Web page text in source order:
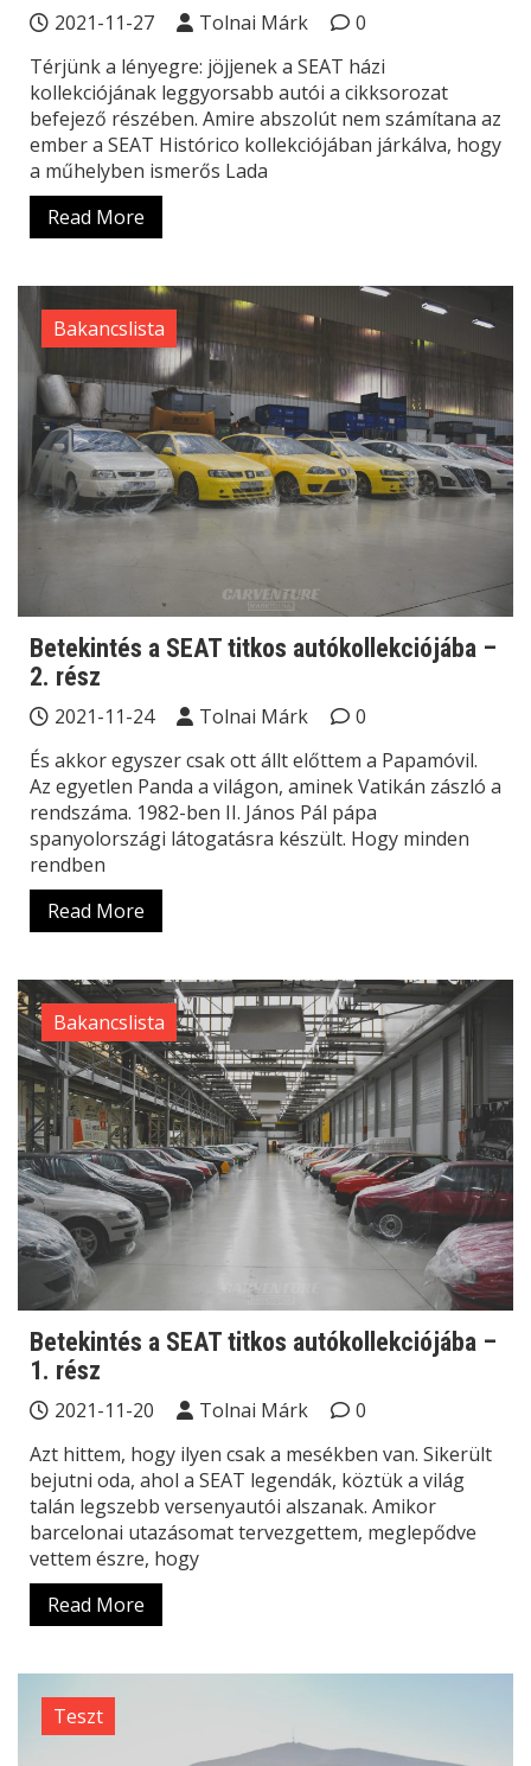
2021-11-27 Tolnai Márk
0
Térjünk a lényegre: jöjjenek a SEAT házi
kollekciójának leggyorsabb autói a cikksorozat
befejező részében. Amire abszolút nem számítana az
ember a SEAT Histórico kollekciójában járkálva, hogy
a műhelyben ismerős Lada
Read More
Bakancslista
Betekintés a SEAT titkos autókollekciójába –
2. rész
2021-11-24 Tolnai Márk
0
És akkor egyszer csak ott állt előttem a Papamóvil.
Az egyetlen Panda a világon, aminek Vatikán zászló a
rendszáma. 1982-ben II. János Pál pápa
spanyolországi látogatásra készült. Hogy minden
rendben
Read More
Bakancslista
Betekintés a SEAT titkos autókollekciójába –
1. rész
2021-11-20 Tolnai Márk
0
Azt hittem, hogy ilyen csak a mesékben van. Sikerült
bejutni oda, ahol a SEAT legendák, köztük a világ
talán legszebb versenyautói alszanak. Amikor
barcelonai utazásomat tervezgettem, meglepődve
vettem észre, hogy
Read More
Teszt